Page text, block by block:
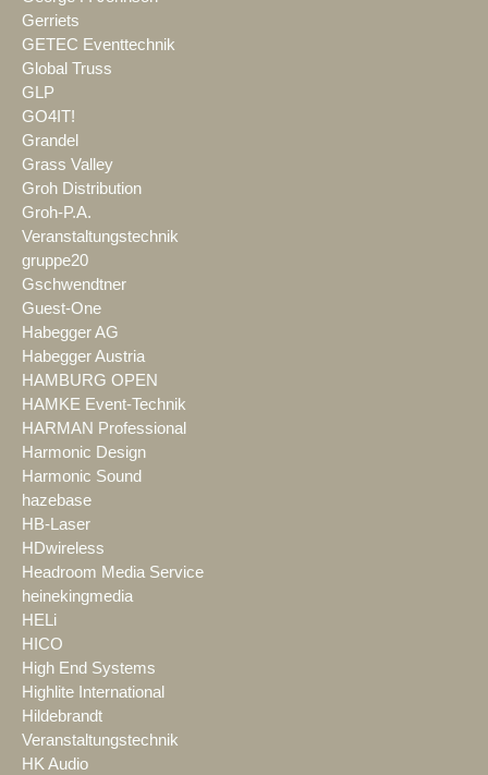
Gerriets
GETEC Eventtechnik
Global Truss
GLP
GO4IT!
Grandel
Grass Valley
Groh Distribution
Groh-P.A.
Veranstaltungstechnik
gruppe20
Gschwendtner
Guest-One
Habegger AG
Habegger Austria
HAMBURG OPEN
HAMKE Event-Technik
HARMAN Professional
Harmonic Design
Harmonic Sound
hazebase
HB-Laser
HDwireless
Headroom Media Service
heinekingmedia
HELi
HICO
High End Systems
Highlite International
Hildebrandt
Veranstaltungstechnik
HK Audio